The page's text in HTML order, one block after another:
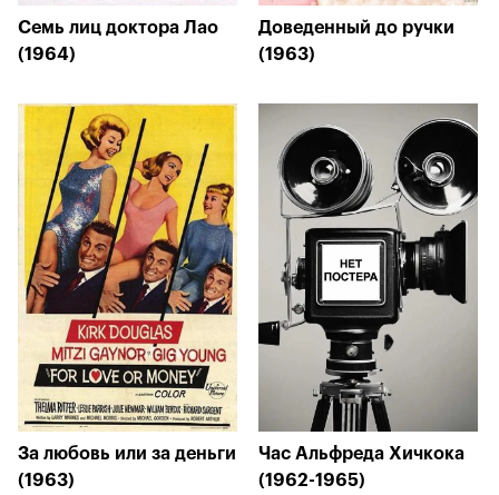
Семь лиц доктора Лао
(1964)
Доведенный до ручки
(1963)
За любовь или за деньги
(1963)
Час Альфреда Хичкока
(1962-1965)